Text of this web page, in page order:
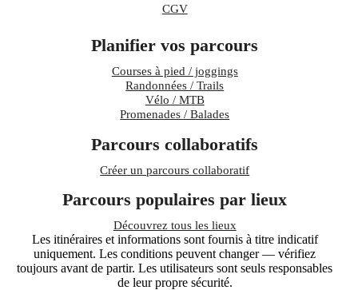
CGV
Planifier vos parcours
Courses à pied / joggings
Randonnées / Trails
Vélo / MTB
Promenades / Balades
Parcours collaboratifs
Créer un parcours collaboratif
Parcours populaires par lieux
Découvrez tous les lieux
Les itinéraires et informations sont fournis à titre indicatif
uniquement. Les conditions peuvent changer — vérifiez
toujours avant de partir. Les utilisateurs sont seuls responsables
de leur propre sécurité.